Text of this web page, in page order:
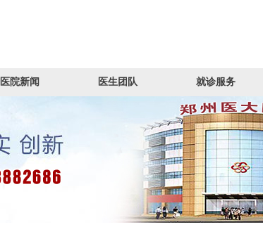
医院新闻 医生团队 就诊服务